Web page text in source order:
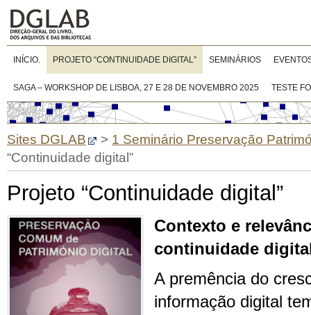
INÍCIO. PROJETO “CONTINUIDADE DIGITAL” SEMINÁRIOS
SAGA – WORKSHOP DE LISBOA, 27 E 28 DE NOVEMBRO 2025 TESTE
Sites DGLAB > 1 Seminário Preservação
“Continuidade digital”
Projeto “Continuidade digital”
Contexto e
continuidade
A premência do
informação digital